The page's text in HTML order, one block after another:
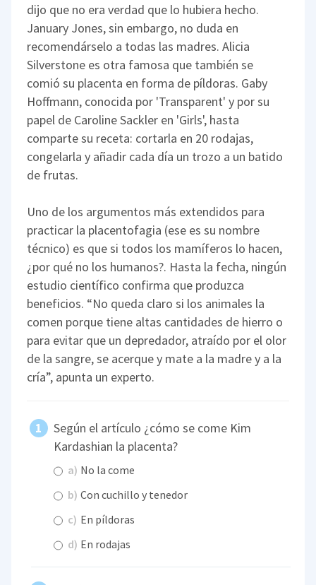
dijo que no era verdad que lo hubiera hecho.
January Jones, sin embargo, no duda en
recomendárselo a todas las madres. Alicia
Silverstone es otra famosa que también se
comió su placenta en forma de píldoras. Gaby
Hoffmann, conocida por 'Transparent' y por su
papel de Caroline Sackler en 'Girls', hasta
comparte su receta: cortarla en 20 rodajas,
congelarla y añadir cada día un trozo a un batido
de frutas.
Uno de los argumentos más extendidos para
practicar la placentofagia (ese es su nombre
técnico) es que si todos los mamíferos lo hacen,
¿por qué no los humanos?. Hasta la fecha, ningún
estudio científico confirma que produzca
beneficios. “No queda claro si los animales la
comen porque tiene altas cantidades de hierro o
para evitar que un depredador, atraído por el olor
de la sangre, se acerque y mate a la madre y a la
cría”, apunta un experto.
Según el artículo ¿cómo se come Kim
Kardashian la placenta?
a) No la come
b) Con cuchillo y tenedor
c) En píldoras
d) En rodajas